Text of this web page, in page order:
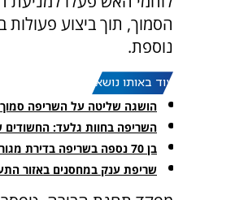
הסמוך, תוך ביצוע פעולות
נוספת.
עוד באותו נושא:
הושגה שליטה על השריפה
השריפה בחוות גלעד: החשודים
בן 70 נספה בשריפה בדירת מגורים
שריפת ענק במחסנים באזור